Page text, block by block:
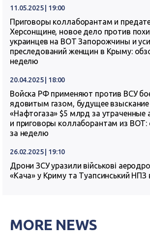
11.05.2025 | 19:00
Приговоры коллаборантам и
Херсонщине, новое дело против
украинцев на ВОТ Запорожчины и
преследований женщин в Крыму:
неделю
20.04.2025 | 18:00
Войска РФ применяют против ВСУ
ядовитым газом, будущее
«Нафтогаза» $5 млрд за
и приговоры коллаборантам из ВОТ:
за неделю
26.02.2025 | 19:10
Дрони ЗСУ уразили військові
«Кача» у Криму та Туапсинський НПЗ
MORE NEWS